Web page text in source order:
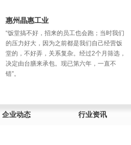
惠州晶惠工业
“饭堂搞不好，招来的员工也会跑；当时我们
的压力好大，因为之前都是我们自己经营饭
堂的，不好弄，关系复杂。经过2个月筛选，
决定由台膳来承包。现已第六年，一直不
错”。
企业动态 行业资讯